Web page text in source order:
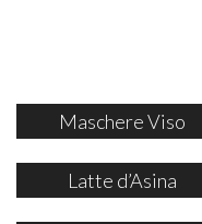
Maschere Viso
Latte d’Asina